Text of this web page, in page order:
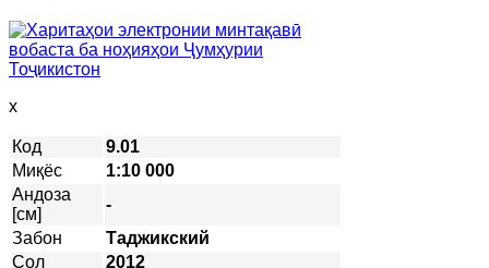
x
Код
9.01
Миқёс
1:10 000
Андоза
[см]
-
Забон
Таджикский
Сол
2012